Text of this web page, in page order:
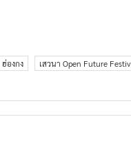
ฮ่องกง เสวนา Open Future